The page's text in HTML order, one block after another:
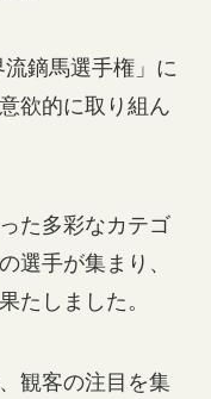
鏑馬選手権」に
欲的に取り組ん
た多彩なカテゴ
選手が集まり、
たしました。
観客の注目を集